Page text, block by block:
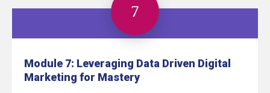
7
Module 7: Leveraging Data Driven Digital
Marketing for Mastery